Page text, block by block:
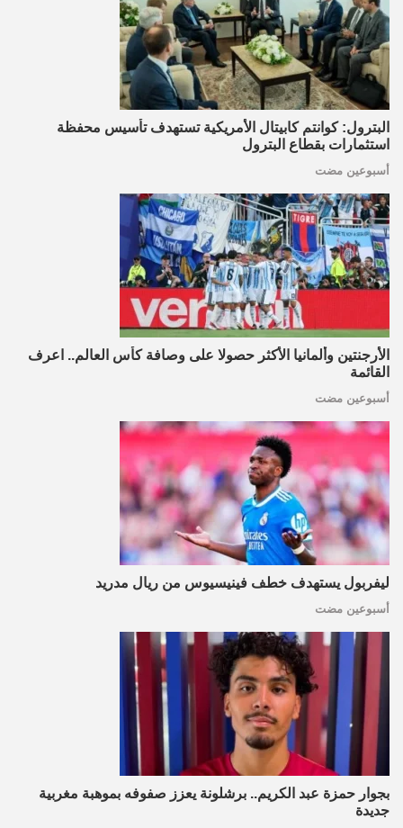
البترول: كوانتم كابيتال الأمريكية تستهدف تأسيس محفظة
استثمارات بقطاع البترول
أسبوعين مضت
الأرجنتين وألمانيا الأكثر حصولا على وصافة كأس العالم.. اعرف
القائمة
أسبوعين مضت
ليفربول يستهدف خطف فينيسيوس من ريال مدريد
أسبوعين مضت
بجوار حمزة عبد الكريم.. برشلونة يعزز صفوفه بموهبة مغربية
جديدة